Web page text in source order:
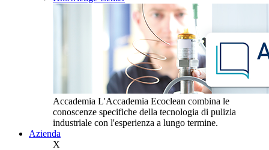
Accademia L'Accademia Ecoclean combina le
conoscenze specifiche della tecnologia di pulizia
industriale con l'esperienza a lungo termine.
Azienda
X